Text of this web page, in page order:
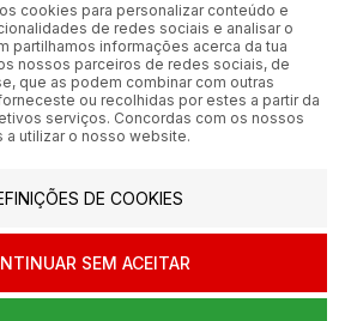
Grosso de Metais e Acessórios de Braga
reservados.
acresce IVA à taxa em vigor.
cookies para personalizar conteúdo e
de redes sociais e analisar o
partilhamos informações acerca da tua
nossos parceiros de redes sociais, de
que as podem combinar com outras
ou recolhidas por estes a partir da
serviços. Concordas com os nossos
utilizar o nosso website.
DE COOKIES
SEM ACEITAR